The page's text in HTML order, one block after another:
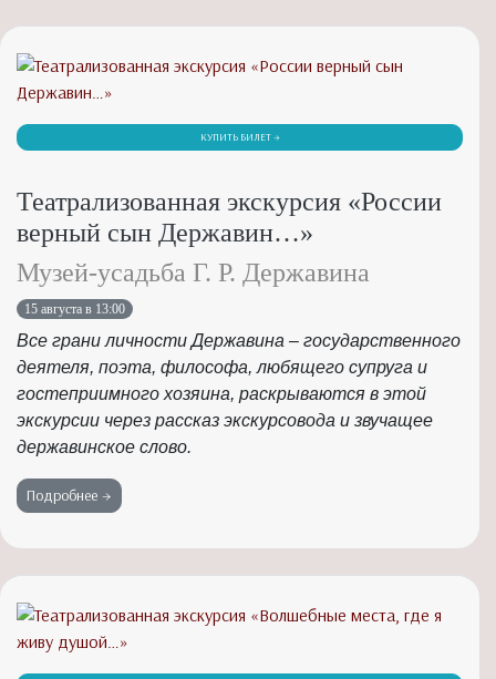
КУПИТЬ БИЛЕТ →
Театрализованная экскурсия «России
верный сын Державин…»
Музей-усадьба Г. Р. Державина
15 августа в 13:00
Все грани личности Державина – государственного
деятеля, поэта, философа, любящего супруга и
гостеприимного хозяина, раскрываются в этой
экскурсии через рассказ экскурсовода и звучащее
державинское слово.
Подробнее →